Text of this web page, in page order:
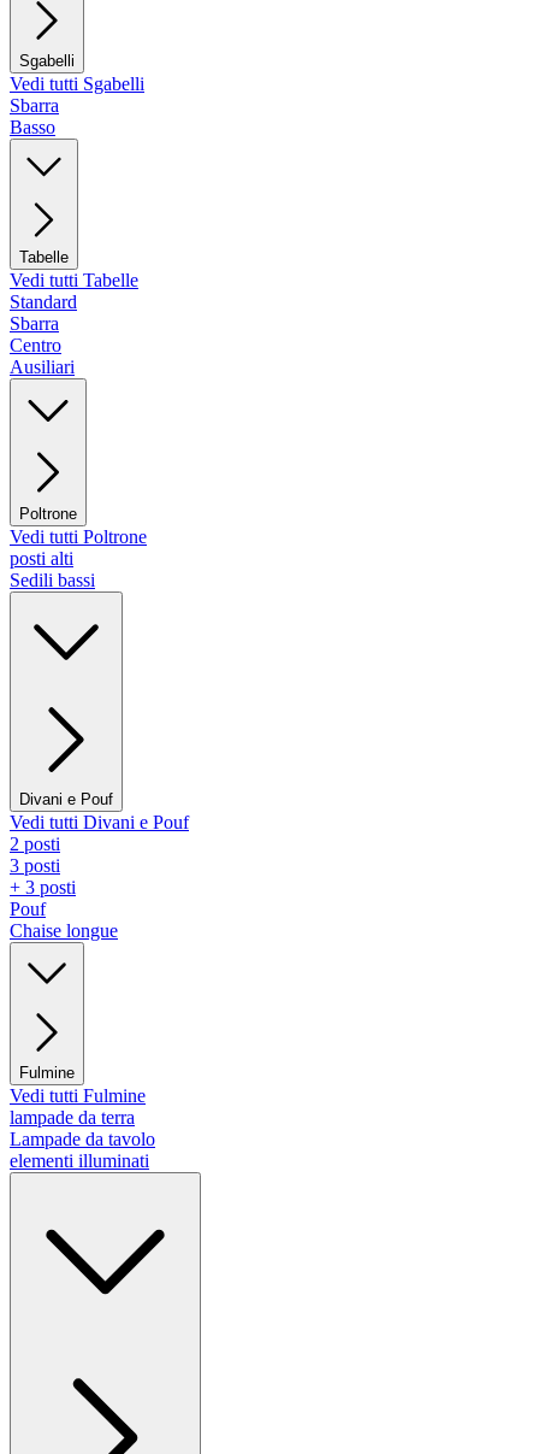
Sgabelli
Vedi tutti Sgabelli
Sbarra
Basso
Tabelle
Vedi tutti Tabelle
Standard
Sbarra
Centro
Ausiliari
Poltrone
Vedi tutti Poltrone
posti alti
Sedili bassi
Divani e Pouf
Vedi tutti Divani e Pouf
2 posti
3 posti
+ 3 posti
Pouf
Chaise longue
Fulmine
Vedi tutti Fulmine
lampade da terra
Lampade da tavolo
elementi illuminati